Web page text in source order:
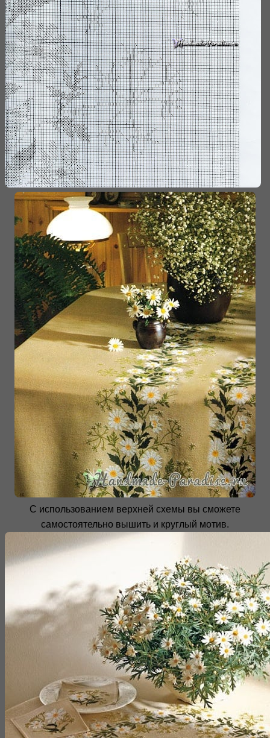
С использованием верхней схемы вы сможете
самостоятельно вышить и круглый мотив.